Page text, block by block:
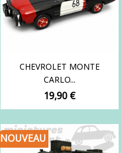
CHEVROLET MONTE
CARLO...
Prix
19,90 €
NOUVEAU